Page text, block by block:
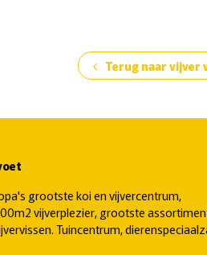
chevron_left Terug naar vijver
grootste koi en vijvercentrum,
vijverplezier, grootste
Tuincentrum,